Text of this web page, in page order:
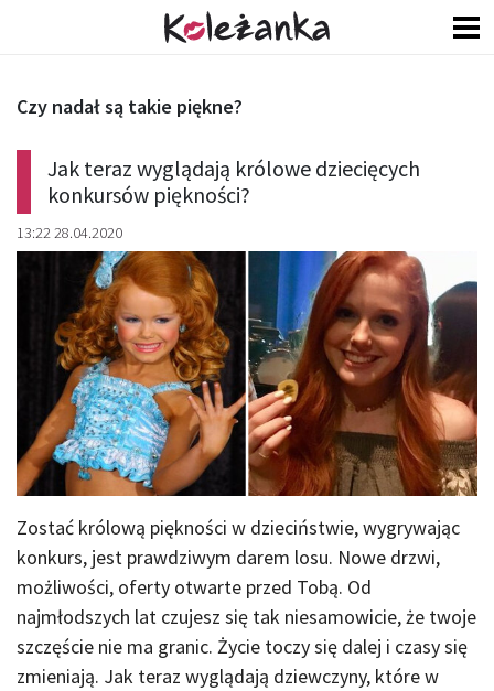
Jak teraz wyglądają królowe dziecięcych
konkursów piękności?
13:22 28.04.2020
Czy nadał są takie piękne?
Zostać królową piękności w dzieciństwie, wygrywając
konkurs, jest prawdziwym darem losu. Nowe drzwi,
możliwości, oferty otwarte przed Tobą. Od
najmłodszych lat czujesz się tak niesamowicie, że twoje
szczęście nie ma granic. Życie toczy się dalej i czasy się
zmieniają. Jak teraz wyglądają dziewczyny, które w